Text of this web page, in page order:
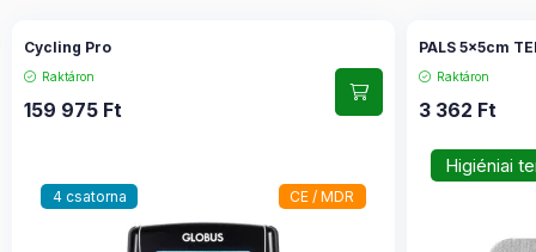
Cycling Pro
Raktáron
159 975 Ft
4 csatorna CE / MDR
PALS 5x5cm
Raktáron
3 362 Ft
Higiéniai